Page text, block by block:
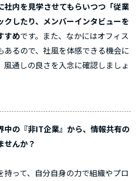
社内を見学させてもらいつつ「従業
クしたり、メンバーインタビューを
すめです。また、なかにはオフィス
あるので、社風を体感できる機会に
風通しの良さを入念に確認しましょ
中の『非IT企業』から、情報共有の
せんか？
持って、自分自身の力で組織やプロ